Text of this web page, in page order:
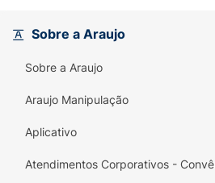
infecções e mantém o
cranberry de alta pureza e
Sobre a Araujo
Sobre a Araujo
Araujo Manipulação
Aplicativo
Atendimentos Corporativos -